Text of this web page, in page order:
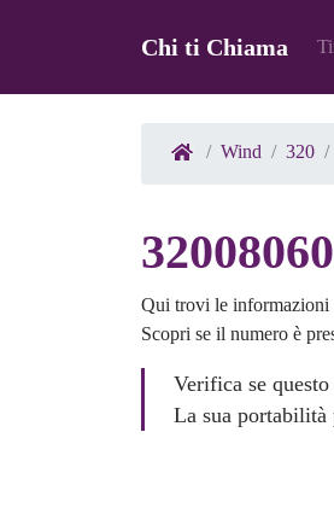
Chi ti Chiama
Wind 320
Qui trovi le informazioni
Scopri se il numero è
Verifica se
La sua portabilità